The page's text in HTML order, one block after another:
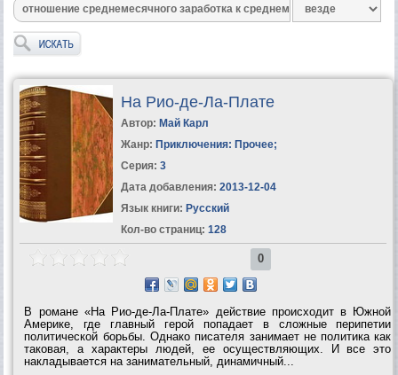
На Рио-де-Ла-Плате
Автор: Май Карл
Жанр: Приключения: Прочее;
Серия: 3
Дата добавления: 2013-12-04
Язык книги: Русский
Кол-во страниц: 128
0
В романе «На Рио-де-Ла-Плате» действие происходит в Южной
Америке, где главный герой попадает в сложные перипетии
политической борьбы. Однако писателя занимает не политика как
таковая, а характеры людей, ее осуществляющих. И все это
накладывается на занимательный, динамичный...